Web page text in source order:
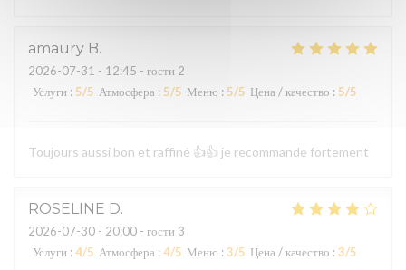
amaury B
2026-07-31 - 12:45 - гости 2
Услуги : 5/5 Атмосфера : 5/5 Меню : 5/5 Цена / качество :5/5
Toujours aussi bon et raffiné 👍👍 je recommande fortement
ROSELINE D
2026-07-30 - 20:00 - гости 3
Услуги : 4/5 Атмосфера : 4/5 Меню : 3/5 Цена / качество : 3/5